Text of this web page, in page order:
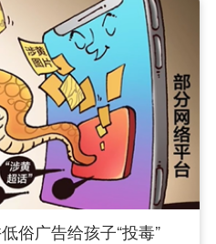
俗广告给孩子“投毒”